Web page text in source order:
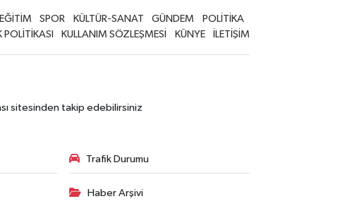
EĞİTİM SPOR KÜLTÜR-SANAT GÜNDEM
POLİTİKA
POLİTİKASI
KULLANIM SÖZLEŞMESİ KÜNYE İLETİŞİM
sitesinden takip edebilirsiniz
Trafik Durumu
Haber Arşivi